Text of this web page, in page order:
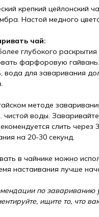
крепкий цейлонский
Настой медного
чай:
глубокого
фарфоровую
вода для заваривания
методе
чистой воды.
слить через
на 20-30 секунд.
в чайнике можно
настаивания лучше
по завариванию
ищите то, что